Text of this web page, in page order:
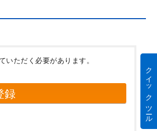
いただく必要があります。
録 クイック ツール